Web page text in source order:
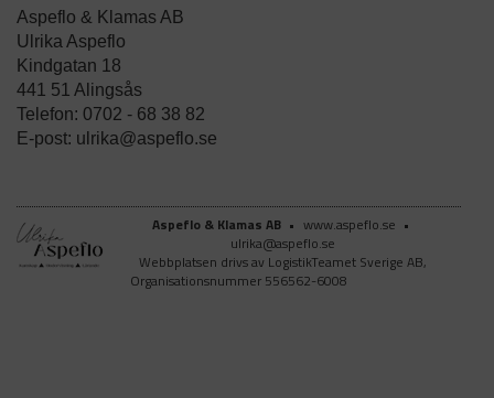
Aspeflo & Klamas AB
Ulrika Aspeflo
Kindgatan 18
441 51 Alingsås
Telefon: 0702 - 68 38 82
E-post: ulrika@aspeflo.se
Aspeflo & Klamas AB • www.aspeflo.se •
ulrika@aspeflo.se
Webbplatsen drivs av LogistikTeamet Sverige AB,
Organisationsnummer 556562-6008